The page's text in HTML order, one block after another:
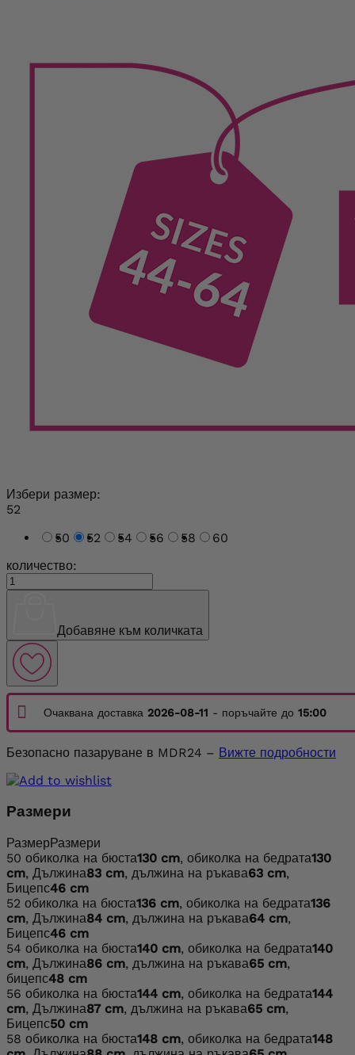
Избери размер:
52
50
52 54 56 58
60
количество:
Добавяне към количката
Очаквана доставка 2026-08-11 - поръчайте до 15:00
Безопасно пазаруване в MDR24 – Вижте подробности
Размери
РазмерРазмери
50 обиколка на бюста130 cm, обиколка на бедрата130
cm, Дължина83 cm, дължина на ръкава63 cm,
Бицепс46 cm
52 обиколка на бюста136 cm, обиколка на бедрата136
cm, Дължина84 cm, дължина на ръкава64 cm,
Бицепс46 cm
54 обиколка на бюста140 cm, обиколка на бедрата140
cm, Дължина86 cm, дължина на ръкава65 cm,
бицепс48 cm
56 обиколка на бюста144 cm, обиколка на бедрата144
cm, Дължина87 cm, дължина на ръкава65 cm,
Бицепс50 cm
58 обиколка на бюста148 cm, обиколка на бедрата148